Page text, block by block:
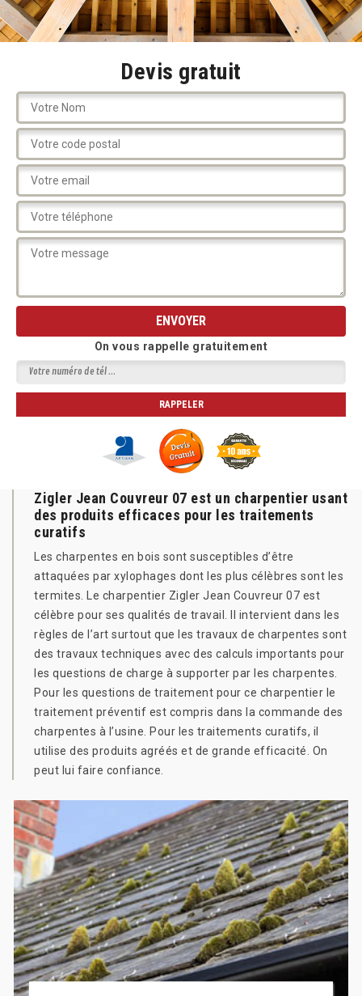
Devis gratuit
On vous rappelle gratuitement
Zigler Jean Couvreur 07 est un charpentier usant
des produits efficaces pour les traitements
curatifs
Les charpentes en bois sont susceptibles d’être
attaquées par xylophages dont les plus célèbres sont les
termites. Le charpentier Zigler Jean Couvreur 07 est
célèbre pour ses qualités de travail. Il intervient dans les
règles de l’art surtout que les travaux de charpentes sont
des travaux techniques avec des calculs importants pour
les questions de charge à supporter par les charpentes.
Pour les questions de traitement pour ce charpentier le
traitement préventif est compris dans la commande des
charpentes à l’usine. Pour les traitements curatifs, il
utilise des produits agréés et de grande efficacité. On
peut lui faire confiance.